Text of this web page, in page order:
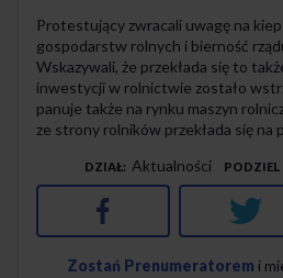
Protestujący zwracali uwagę na
gospodarstw rolnych i bierność
Wskazywali, że przekłada się to
inwestycji w rolnictwie zostało
panuje także na rynku maszyn
ze strony rolników przekłada się
DZIAŁ Aktualności PODZIEL
Zostań Prenumeratorem i